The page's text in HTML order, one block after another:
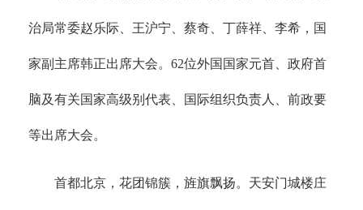
治局常委赵乐际、王沪宁、蔡奇、丁薛祥、李希，国
家副主席韩正出席大会。62位外国国家元首、政府首
脑及有关国家高级别代表、国际组织负责人、前政要
等出席大会。
首都北京，花团锦簇，旌旗飘扬。天安门城楼庄